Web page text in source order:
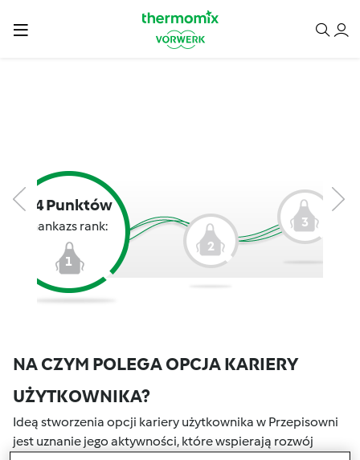
24 Punktów
hankazs rank:
1
2
3
NA CZYM POLEGA OPCJA KARIERY
UŻYTKOWNIKA?
Ideą stworzenia opcji kariery użytkownika w Przepisowni
jest uznanie jego aktywności, które wspierają rozwój